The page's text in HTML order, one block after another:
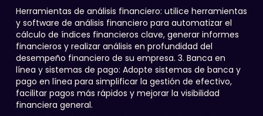
Herramientas de análisis financiero: utilice herramientas
y software de análisis financiero para automatizar el
cálculo de índices financieros clave, generar informes
financieros y realizar análisis en profundidad del
desempeño financiero de su empresa. 3. Banca en
línea y sistemas de pago: Adopte sistemas de banca y
pago en línea para simplificar la gestión de efectivo,
facilitar pagos más rápidos y mejorar la visibilidad
financiera general.